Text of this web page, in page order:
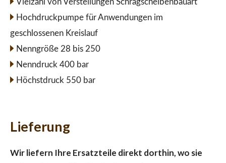
Vielzahl von Verstellungen Schrägscheibenbauart
Hochdruckpumpe für Anwendungen im
geschlossenen Kreislauf
Nenngröße 28 bis 250
Nenndruck 400 bar
Höchstdruck 550 bar
Lieferung
Wir liefern Ihre Ersatzteile direkt dorthin, wo sie